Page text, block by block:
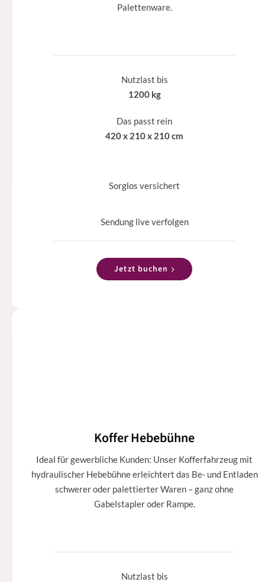
Palettenware.
Nutzlast bis
1200 kg
Das passt rein
420 x 210 x 210 cm
Sorglos versichert
Sendung live verfolgen
Jetzt buchen
Koffer Hebebühne
Ideal für gewerbliche Kunden: Unser Kofferfahrzeug mit
hydraulischer Hebebühne erleichtert das Be- und Entladen
schwerer oder palettierter Waren – ganz ohne
Gabelstapler oder Rampe.
Nutzlast bis